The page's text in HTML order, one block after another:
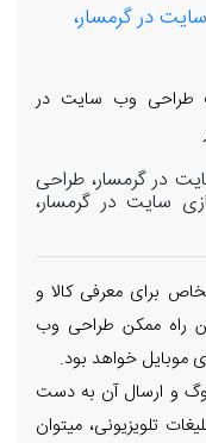
در گرمسار،
طراحی وب سایت در
در گرمسار، طراحی
سایت در گرمسار،
برای معرفی کالا و
راه ممکن طراحی وب
موبایل خواهد بود.
و ارسال آن به دست
تلویزیونی، میتوان